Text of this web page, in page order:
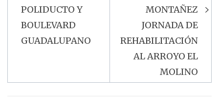
POLIDUCTO Y
BOULEVARD
GUADALUPANO
MONTAÑEZ
JORNADA DE
REHABILITACIÓN
AL ARROYO EL
MOLINO